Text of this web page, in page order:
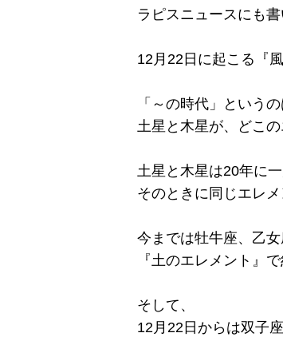
ラピスニュースにも
12月22日に起こる『
「～の時代」という
土星と木星が、どこ
土星と木星は20年に
そのときに同じエレ
今までは牡牛座、乙
『土のエレメント』
そして、
12月22日からは双子